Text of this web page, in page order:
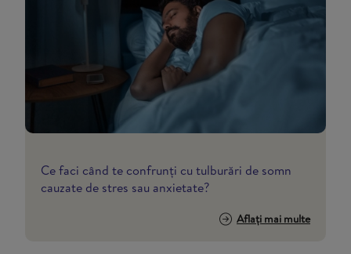
Ce faci când te confrunți cu tulburări de somn
cauzate de stres sau anxietate?
Aflați mai multe